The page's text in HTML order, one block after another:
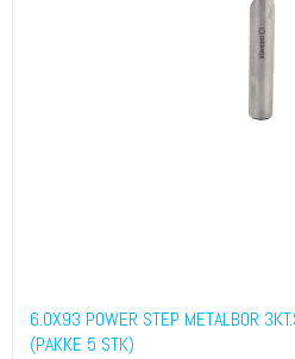
6.0X93 POWER STEP METALBOR
(PAKKE 5 STK)